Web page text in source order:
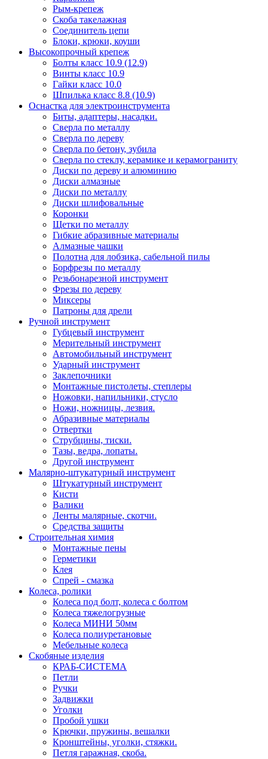
Рым-крепеж
Скоба такелажная
Соединитель цепи
Блоки, крюки, коуши
Высокопрочный крепеж
Болты класс 10.9 (12.9)
Винты класс 10.9
Гайки класс 10.0
Шпилька класс 8.8 (10.9)
Оснастка для электроинструмента
Биты, адаптеры, насадки.
Сверла по металлу
Сверла по дереву
Сверла по бетону, зубила
Сверла по стеклу, керамике и керамограниту
Диски по дереву и алюминию
Диски алмазные
Диски по металлу
Диски шлифовальные
Коронки
Щетки по металлу
Гибкие абразивные материалы
Алмазные чашки
Полотна для лобзика, сабельной пилы
Борфрезы по металлу
Резьбонарезной инструмент
Фрезы по дереву
Миксеры
Патроны для дрели
Ручной инструмент
Губцевый инструмент
Мерительный инструмент
Автомобильный инструмент
Ударный инструмент
Заклепочники
Монтажные пистолеты, степлеры
Ножовки, напильники, стусло
Ножи, ножницы, лезвия.
Абразивные материалы
Отвертки
Cтрубцины, тиски.
Тазы, ведра, лопаты.
Другой инструмент
Малярно-штукатурный инструмент
Штукатурный инструмент
Кисти
Валики
Ленты малярные, скотчи.
Средства защиты
Строительная химия
Монтажные пены
Герметики
Клея
Спрей - смазка
Колеса, ролики
Колеса под болт, колеса с болтом
Колеса тяжелогрузные
Колеса МИНИ 50мм
Колеса полиуретановые
Мебельные колеса
Скобяные изделия
КРАБ-СИСТЕМА
Петли
Ручки
Задвижки
Уголки
Пробой ушки
Kрючки, пружины, вешалки
Кронштейны, уголки, стяжки.
Петля гаражная, скоба.